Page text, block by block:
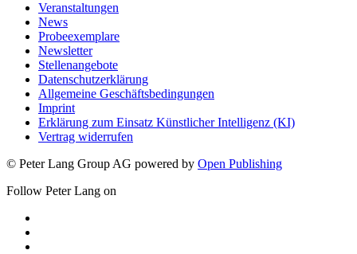
Veranstaltungen
News
Probeexemplare
Newsletter
Stellenangebote
Datenschutzerklärung
Allgemeine Geschäftsbedingungen
Imprint
Erklärung zum Einsatz Künstlicher Intelligenz (KI)
Vertrag widerrufen
© Peter Lang Group AG powered by Open Publishing
Follow Peter Lang on